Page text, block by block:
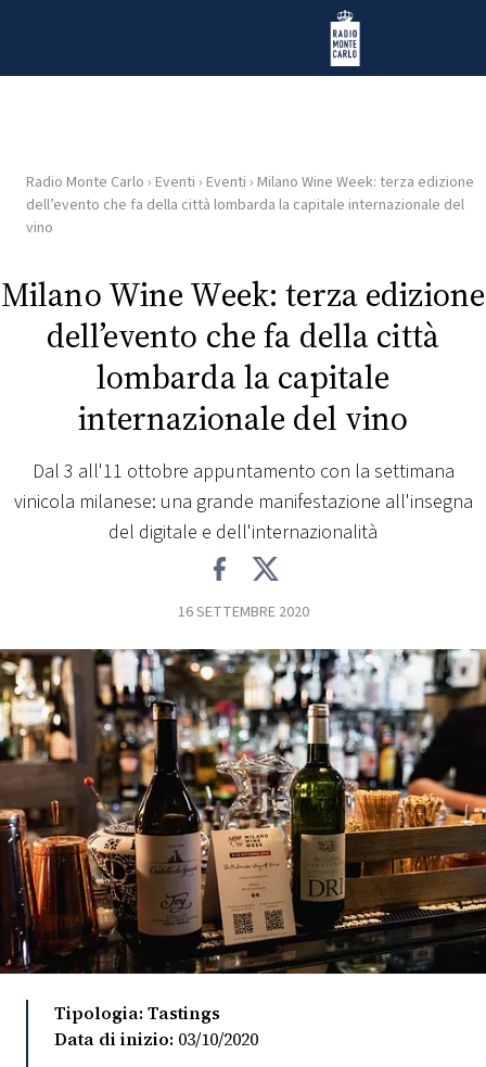
Radio Monte Carlo
HOME
WEB
RADIO
PLAYLIST
NEWS
EVENTI
VIDEO
TV
PRINCIPATO
DI
MONACO
RMC
CONSIGLIA
Radio Monte Carlo › Eventi › Eventi › Milano Wine Week: terza edizione
dell’evento che fa della città lombarda la capitale internazionale del
vino
Milano Wine Week: terza edizione
dell’evento che fa della città
lombarda la capitale
internazionale del vino
Dal 3 all'11 ottobre appuntamento con la settimana
vinicola milanese: una grande manifestazione all'insegna
del digitale e dell'internazionalità
16 SETTEMBRE 2020
Tipologia: Tastings
Data di inizio: 03/10/2020